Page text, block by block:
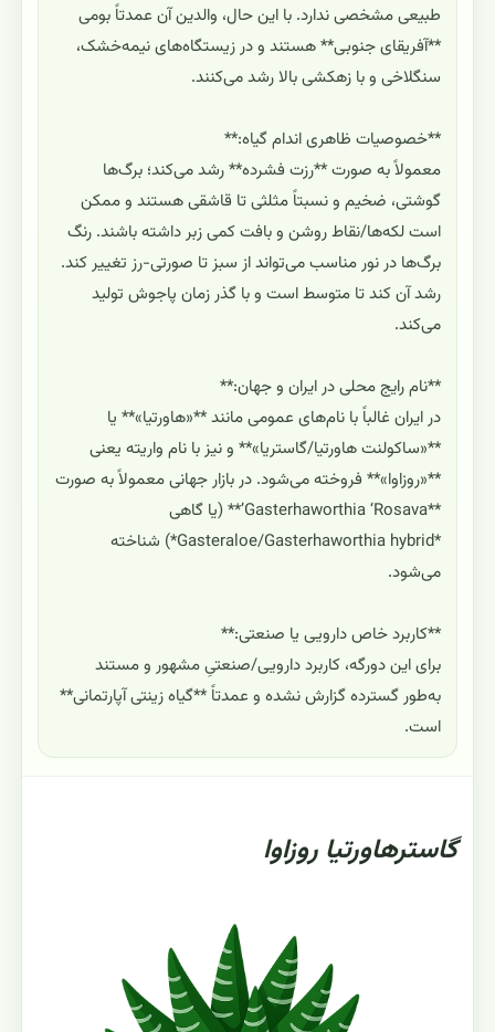
طبیعی مشخصی ندارد. با این حال، والدین آن عمدتاً بومی
**آفریقای جنوبی** هستند و در زیستگاه‌های نیمه‌خشک،
سنگلاخی و با زهکشی بالا رشد می‌کنند.
**خصوصیات ظاهری اندام گیاه:**
معمولاً به صورت **رزت فشرده** رشد می‌کند؛ برگ‌ها
گوشتی، ضخیم و نسبتاً مثلثی تا قاشقی هستند و ممکن
است لکه‌ها/نقاط روشن و بافت کمی زبر داشته باشند. رنگ
برگ‌ها در نور مناسب می‌تواند از سبز تا صورتی-رز تغییر کند.
رشد آن کند تا متوسط است و با گذر زمان پاجوش تولید
می‌کند.
**نام رایج محلی در ایران و جهان:**
در ایران غالباً با نام‌های عمومی مانند **«هاورتیا»** یا
**«ساکولنت هاورتیا/گاستریا»** و نیز با نام واریته یعنی
**«روزاوا»** فروخته می‌شود. در بازار جهانی معمولاً به صورت
**Gasterhaworthia ‘Rosava’** (یا گاهی
*Gasteraloe/Gasterhaworthia hybrid*) شناخته
می‌شود.
**کاربرد خاص دارویی یا صنعتی:**
برای این دورگه، کاربرد دارویی/صنعتیِ مشهور و مستند
به‌طور گسترده گزارش نشده و عمدتاً **گیاه زینتی آپارتمانی**
است.
گاسترهاورتیا روزاوا